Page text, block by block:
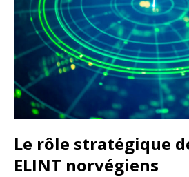
Le rôle stratégique
ELINT norvégiens